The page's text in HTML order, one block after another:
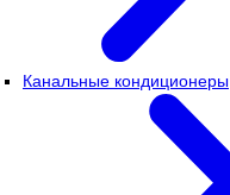
Канальные кондиционеры